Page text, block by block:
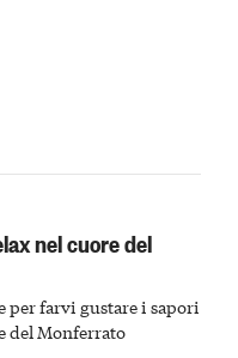
nel cuore del
per farvi gustare i sapori
del Monferrato